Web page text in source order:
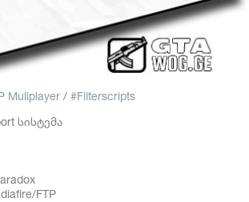
Muliplayer /
Filterscripts
სისტემა
FTP